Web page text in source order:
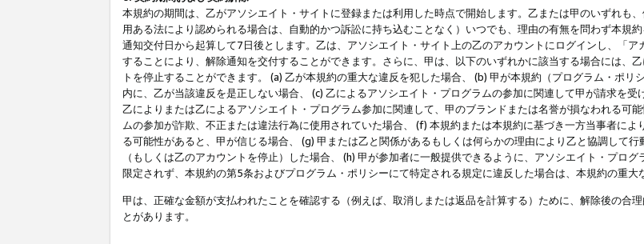
本規約の期間は、乙がアソシエイト・サイトに登録または利用した時点で開始します。乙または甲のいずれも
用ある法により認められる場合は、自動的かつ訴訟に持ち込むことなく）いつでも、理由の有無を問わず本規
通知交付日から起算して7日後とします。乙は、アソシエイト・サイト上の乙のアカウントにログインし、「
することにより、解除通知を交付することができます。さらに、甲は、以下のいずれかに該当する場合には、
トを停止することができます。 (a) 乙が本規約の重大な違反を犯した場合、 (b) 甲が本規約（プログラム・ポ
内に、乙が当該違反を是正しない場合、 (c) 乙によるアソシエイト・プログラムの参加に関連して甲が請求を
乙によりまたは乙によるアソシエイト・プログラム参加に関連して、甲のブランドまたは名誉が損なわれる可
ムの参加が詐欺、不正または違法行為に使用されていた場合、 (f) 本規約または本規約に基づき一方当事者に
る可能性があると、甲が信じる場合、 (g) 甲または乙と関係があるもしくは何らかの理由により乙と協調して
（もしくは乙のアカウントを停止）した場合、 (h) 甲が参加者に一般提供できるように、アソシエイト・プロ
限定されず、本規約の第5条およびプログラム・ポリシーにて特定される規定に違反した場合は、本規約の重大
甲は、正確な金額が支払われたことを確認する（例えば、取消しまたは返品を計算する）ために、解除後の合
とがあります。